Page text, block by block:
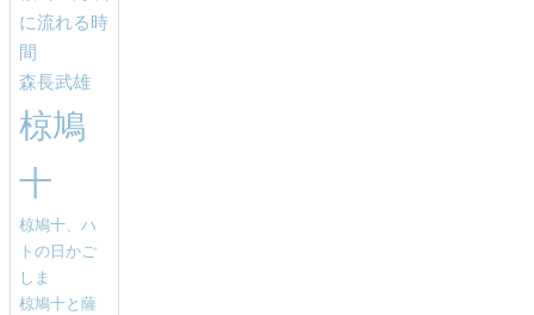
に流れる時
間
森長武雄
椋鳩
十
椋鳩十、ハ
トの日かご
しま
椋鳩十と薩